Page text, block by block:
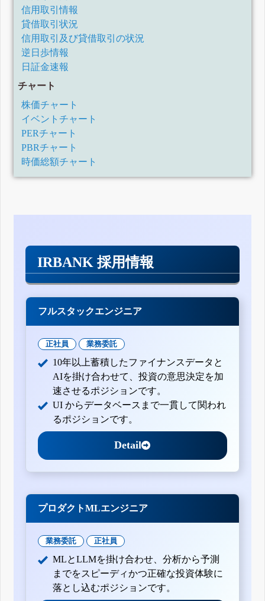
信用取引情報
貸借取引状況
信用取引及び貸借取引の状況
逆日歩情報
日証金速報
チャート
株価チャート
イベントチャート
PERチャート
PBRチャート
時価総額チャート
IRBANK 採用情報
フルスタックエンジニア
正社員 業務委託
10年以上蓄積したファイナンスデータと
AIを掛け合わせて、投資の意思決定を加
速させるポジションです。
UI からデータベースまで一貫して関われ
るポジションです。
Detail
プロダクトMLエンジニア
業務委託 正社員
MLとLLMを掛け合わせ、分析から予測
までをスピーディかつ正確な投資体験に
落とし込むポジションです。